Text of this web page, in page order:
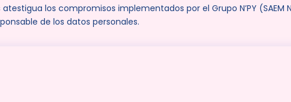
los compromisos implementados por el Grupo N’PY (SAEM
de los datos personales.